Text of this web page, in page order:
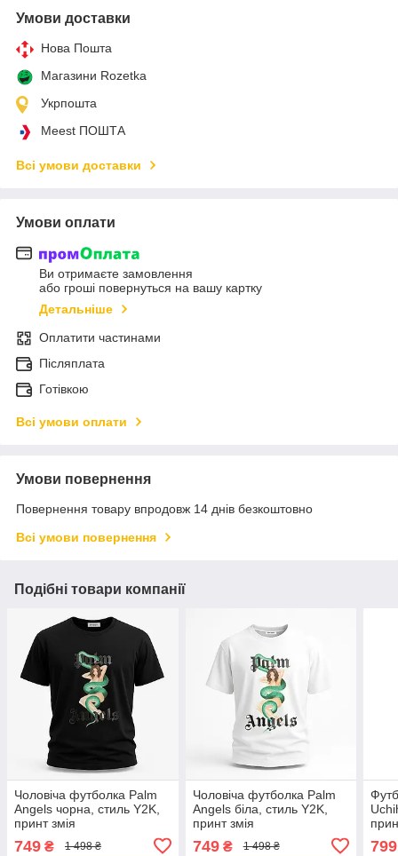
Умови доставки
Нова Пошта
Магазини Rozetka
Укрпошта
Meest ПОШТА
Всі умови доставки
Умови оплати
Ви отримаєте замовлення
або гроші повернуться на вашу картку
Детальніше
Оплатити частинами
Післяплата
Готівкою
Всі умови оплати
Умови повернення
Повернення товару впродовж 14 днів безкоштовно
Всі умови повернення
Подібні товари компанії
Чоловіча футболка Palm
Angels чорна, стиль Y2K,
принт змія
749 ₴ 1 498 ₴
Чоловіча футболка Palm
Angels біла, стиль Y2K,
принт змія
749₴ 1 498 ₴ 799